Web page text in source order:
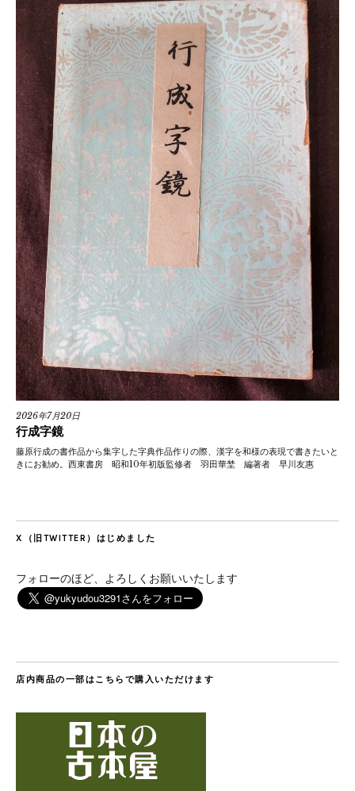
2026年7月20日
行成字鏡
藤原行成の書作品から集字した字典作品作りの際、漢字を和様の表現で書きたいと
きにお勧め。西東書房 昭和10年初版監修者 羽田華埜 編著者 早川友惠
X（旧TWITTER）はじめました
フォローのほど、よろしくお願いいたします
店内商品の一部はこちらで購入いただけます